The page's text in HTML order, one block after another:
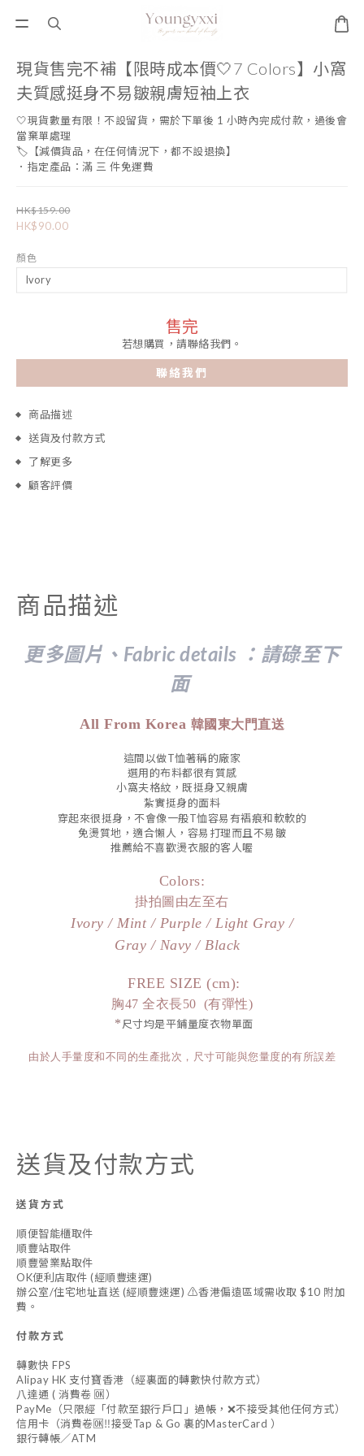
現貨售完不補【限時成本價🤍7 Colors】小窩
夫質感挺身不易皺親膚短袖上衣
🤍現貨數量有限！不設留貨，需於下單後 1 小時內完成付款，過後會
當棄單處理
🏷️【減價貨品，在任何情況下，都不設退換】
．指定產品：滿 三 件免運費
HK$159.00
HK$90.00
顏色
售完
若想購買，請聯絡我們。
聯絡我們
商品描述
送貨及付款方式
了解更多
顧客評價
商品描述
更多圖片、Fabric details ：請碌至下
面
All From Korea 韓國東大門直送
這間以做T恤著稱的廠家
選用的布料都很有質感
小窩夫格紋，既挺身又親膚
紮實挺身的面料
穿起來很挺身，不會像一般T恤容易有褶痕和軟軟的
免燙質地，適合懶人，容易打理而且不易皺
推薦給不喜歡燙衣服的客人喔
Colors:
掛拍圖由左至右
Ivory / Mint / Purple / Light Gray /
Gray / Navy / Black
FREE SIZE (cm):
胸47 全衣長50 (有彈性)
*尺寸均是平鋪量度衣物單面
由於人手量度和不同的生產批次，尺寸可能與您量度的有所誤差
送貨及付款方式
送貨方式
順便智能櫃取件
順豐站取件
順豐營業點取件
OK便利店取件 (經順豐速運)
辦公室/住宅地址直送 (經順豐速運) ⚠️香港偏遠區域需收取 $10 附加
費。
付款方式
轉數快 FPS
Alipay HK 支付寶香港（經裏面的轉數快付款方式）
八達通 ( 消費卷 🆗）
PayMe（只限經「付款至銀行戶口」過帳，❌不接受其他任何方式）
信用卡（消費卷🆗‼️接受Tap & Go 裏的MasterCard ）
銀行轉帳／ATM